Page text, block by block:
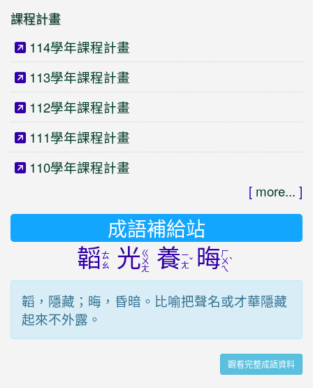
課程計畫
114學年課程計畫
113學年課程計畫
112學年課程計畫
111學年課程計畫
110學年課程計畫
[ more... ]
成語補給站
韜ㄊ
ㄠ
光ㄍ
ㄨ
ㄤ 養ㄧ
ㄤˇ 晦ㄏ
ㄨ
ㄟ
ˋ
韜，隱藏；晦，昏暗。比喻把聲名或才華隱藏
起來不外露。
觀看完整成語資料